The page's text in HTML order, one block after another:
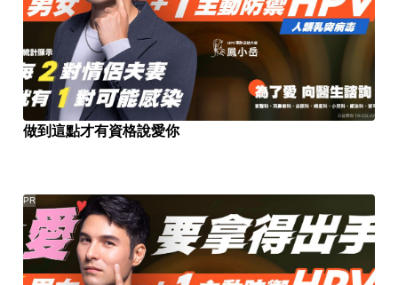
做到這點才有資格說愛你
PR